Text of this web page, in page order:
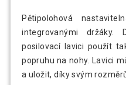
Pětipolohová
integrovanými držáky.
posilovací lavici použít
popruhu na nohy. Lavici
a uložit, díky svým